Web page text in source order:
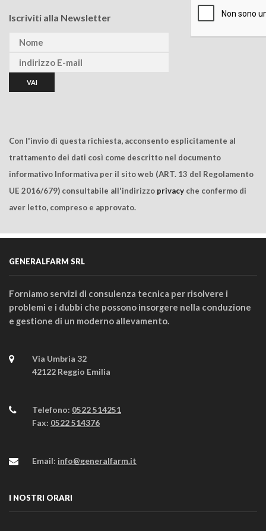
Iscriviti alla Newsletter
Con l'invio di questa richiesta, acconsento esplicitamente al
trattamento dei dati così come descritto nel documento
informativo Informativa per il sito web (ART. 13 del Regolamento
UE 2016/679) consultabile all'indirizzo privacy che confermo di
aver letto, compreso e approvato.
GENERALFARM SRL
Forniamo servizi di consulenza tecnica per risolvere i
problemi e i dubbi che possono insorgere nella conduzione
e gestione di un moderno allevamento.
Via Umbria 32
42122 Reggio Emilia
Telefono: 0522 514251
Fax: 0522 514376
Email: info@generalfarm.it
I NOSTRI ORARI